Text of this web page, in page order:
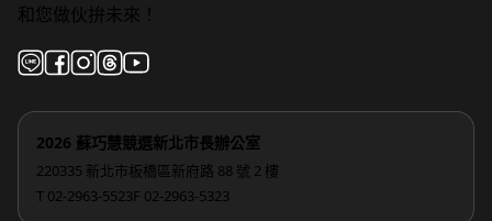
和您做伙拚未來！
2026 蘇巧慧競選新北市長辦公室
220335 新北市板橋區新府路 88 號 2 樓
T 02-2963-5523F 02-2963-5323